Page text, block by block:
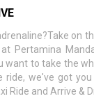
on
Pertamina
want to take the
ride, we've got
Ride and Arrive &